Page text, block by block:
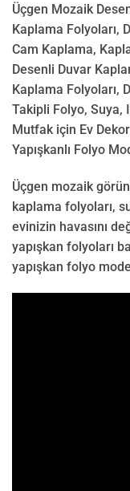
Üçgen Mozaik
Kaplama Folyoları,
Cam Kaplama,
Desenli Duvar
Kaplama Folyoları,
Takipli Folyo, Suya,
Mutfak için Ev
Yapışkanlı Folyo
Üçgen mozaik
kaplama folyoları,
evinizin havasını
yapışkan folyoları
yapışkan folyo